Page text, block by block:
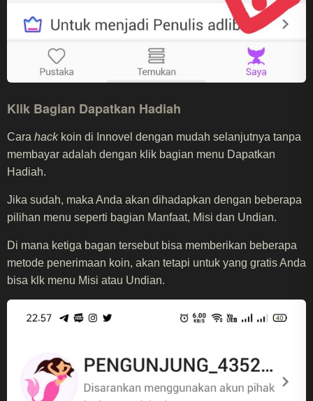
Klik Bagian Dapatkan Hadiah
Cara hackkoin di Innovel dengan mudah selanjutnya tanpa
membayar adalah dengan klik bagian menu Dapatkan
Hadiah.
Jika sudah, maka Anda akan dihadapkan dengan beberapa
pilihan menu seperti bagian Manfaat, Misi dan Undian.
Di mana ketiga bagan tersebut bisa memberikan beberapa
metode penerimaan koin, akan tetapi untuk yang gratis Anda
bisa klk menu Misi atau Undian.